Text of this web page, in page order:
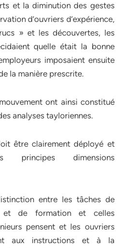
et la diminution des gestes
d’ouvriers d’expérience,
» et les découvertes, les
quelle était la bonne
imposaient ensuite
la manière prescrite.
ont ainsi constitué
analyses tayloriennes.
être clairement déployé et
dimensions
entre les tâches de
et de formation et celles
pensent et les ouvriers
aux instructions et à la